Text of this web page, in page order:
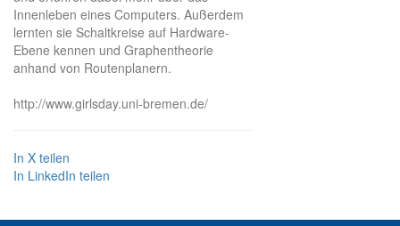
Innenleben eines Computers. Außerdem
lernten sie Schaltkreise auf Hardware-
Ebene kennen und Graphentheorie
anhand von Routenplanern.
http://www.girlsday.uni-bremen.de/
In X teilen
In LinkedIn teilen